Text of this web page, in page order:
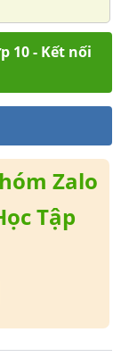
10 - Kết nối
Zalo
Tập